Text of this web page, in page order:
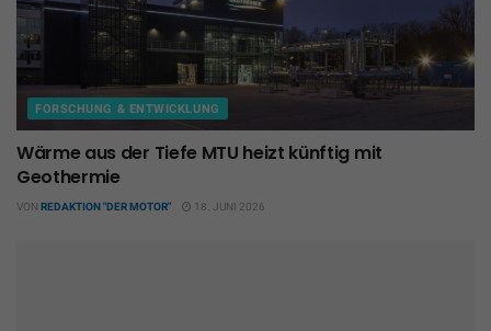
FORSCHUNG & ENTWICKLUNG
Wärme aus der Tiefe MTU heizt künftig mit
Geothermie
VON REDAKTION "DER MOTOR" 18. JUNI 2026